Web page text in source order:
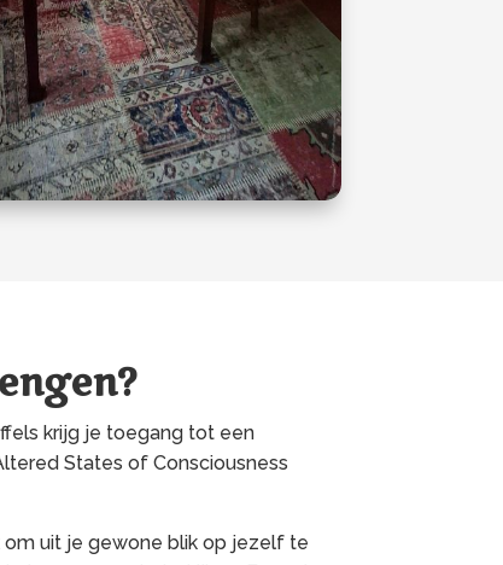
krijg je toegang tot een
States of Consciousness
uit je gewone blik op jezelf te